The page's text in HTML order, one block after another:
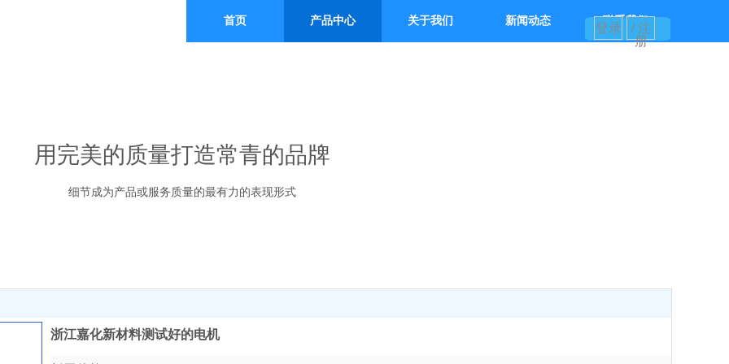
登录
/ 注
册
首页 产品中心 关于我们 新闻动态 联系我们
用完美的质量打造常青的品牌
细节成为产品或服务质量的最有力的表现形式
浙江嘉化新材料测试好的电机